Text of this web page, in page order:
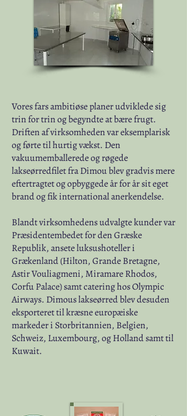
Vores fars ambitiøse planer udviklede sig
trin for trin og begyndte at bære frugt.
Driften af virksomheden var eksemplarisk
og førte til hurtig vækst. Den
vakuumemballerede og røgede
lakseørredfilet fra Dimou blev gradvis mere
eftertragtet og opbyggede år for år sit eget
brand og fik international anerkendelse.
​Blandt virksomhedens udvalgte kunder var
Præsidentembedet for den Græske
Republik, ansete luksushoteller i
Grækenland (Hilton, Grande Bretagne,
Astir Vouliagmeni, Miramare Rhodos,
Corfu Palace) samt catering hos Olympic
Airways. Dimous lakseørred blev desuden
eksporteret til kræsne europæiske
markeder i Storbritannien, Belgien,
Schweiz, Luxembourg, og Holland samt til
Kuwait.